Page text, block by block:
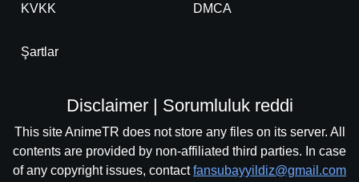
KVKK DMCA
Şartlar
Disclaimer | Sorumluluk reddi
This site AnimeTR does not store any files on its server. All
contents are provided by non-affiliated third parties. In case
of any copyright issues, contactfansubayyildiz@gmail.com